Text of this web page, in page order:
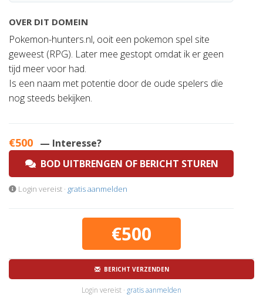
OVER DIT DOMEIN
Pokemon-hunters.nl, ooit een pokemon spel site
geweest (RPG). Later mee gestopt omdat ik er geen
tijd meer voor had.
Is een naam met potentie door de oude spelers die
nog steeds bekijken.
€500 — Interesse?
BOD UITBRENGEN OF BERICHT STUREN
Login vereist · gratis aanmelden
€500
BERICHT VERZENDEN
Login vereist · gratis aanmelden